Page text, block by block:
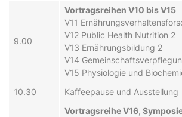
9.00
Vor­trags­rei­hen V10 bis V15
V11
V12 Public Health Nutrition 2
V13 Er­nähr­ungs­bil­dung 2
V14
V15 Phy­si­o­lo­gie und
10.30
Kaf­fee­pau­se und Aus­stel­lung
Vor­trags­rei­he V16,